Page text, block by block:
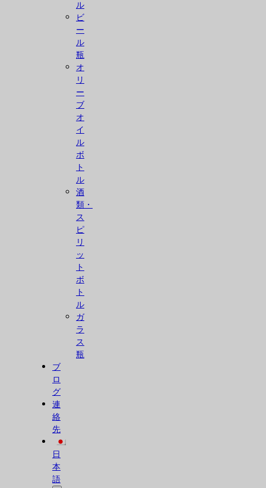
ル
ビ
ー
ル
瓶
オ
リ
ー
ブ
オ
イ
ル
ボ
ト
ル
酒
類・
ス
ピ
リ
ッ
ト
ボ
ト
ル
ガ
ラ
ス
瓶
ブ
ロ
グ
連
絡
先
日
本
語